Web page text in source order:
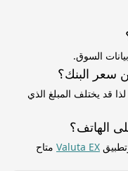
السوق.
قد يختلف المبلغ الذي
الهاتف؟
Valuta EX متاح